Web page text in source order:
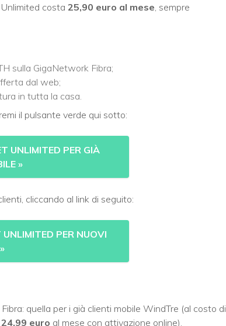
costa 25,90 euro al mese, sempre
sulla GigaNetwork Fibra;
dal web;
in tutta la casa.
il pulsante verde qui sotto:
UNLIMITED PER GIÀ
»
cliccando al link di seguito:
PER NUOVI
»
quella per i già clienti mobile WindTre (al costo di
24,99 euro al mese con attivazione online).